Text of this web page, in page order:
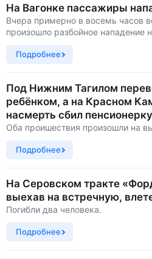
На Вагонке пассажиры
Вчера примерно в восемь часов
произошло разбойное нападение
Подробнее
Под Нижним Тагилом
ребёнком, а на Красном
насмерть сбил пенсионерку
Оба проишествия произошли на
Подробнее
На Серовском тракте
выехав на встречную,
Погибли два человека.
Подробнее